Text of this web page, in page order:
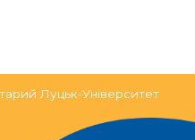
Луцьк-Університет